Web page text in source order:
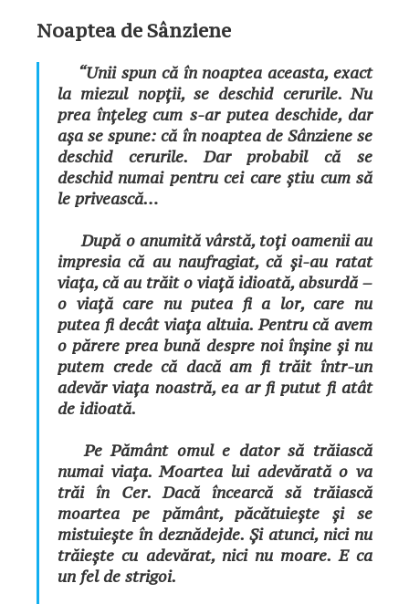
Noaptea de Sânziene
“Unii spun că în noaptea aceasta, exact
la miezul nopţii, se deschid cerurile. Nu
prea înţeleg cum s-ar putea deschide, dar
aşa se spune: că în noaptea de Sânziene se
deschid cerurile. Dar probabil că se
deschid numai pentru cei care ştiu cum să
le privească…
După o anumită vârstă, toți oamenii au
impresia că au naufragiat, că și-au ratat
viața, că au trăit o viață idioată, absurdă –
o viață care nu putea fi a lor, care nu
putea fi decât viața altuia. Pentru că avem
o părere prea bună despre noi înșine și nu
putem crede că dacă am fi trăit într-un
adevăr viața noastră, ea ar fi putut fi atât
de idioată.
Pe Pământ omul e dator să trăiască
numai viața. Moartea lui adevărată o va
trăi în Cer. Dacă încearcă să trăiască
moartea pe pământ, păcătuiește și se
mistuiește în deznădejde. Și atunci, nici nu
trăiește cu adevărat, nici nu moare. E ca
un fel de strigoi.